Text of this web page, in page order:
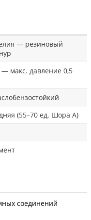
— резиновый
макс. давление 0,5
(55–70 ед. Шора А)
соединений